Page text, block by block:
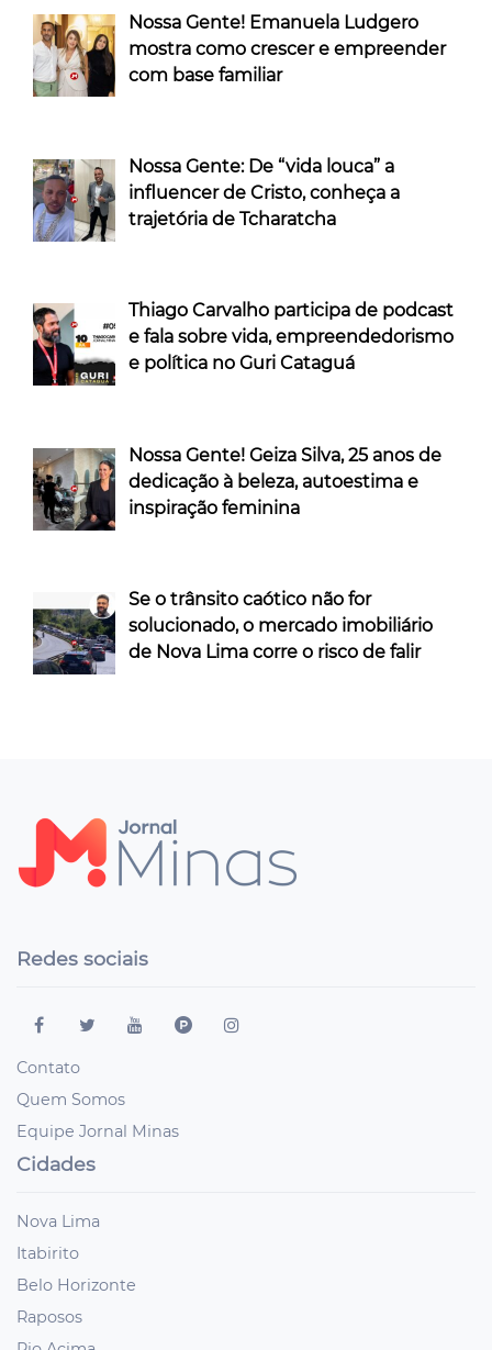
Nossa Gente! Emanuela Ludgero
mostra como crescer e empreender
com base familiar
Nossa Gente: De “vida louca” a
influencer de Cristo, conheça a
trajetória de Tcharatcha
Thiago Carvalho participa de podcast
e fala sobre vida, empreendedorismo
e política no Guri Cataguá
Nossa Gente! Geiza Silva, 25 anos de
dedicação à beleza, autoestima e
inspiração feminina
Se o trânsito caótico não for
solucionado, o mercado imobiliário
de Nova Lima corre o risco de falir
Redes sociais
Contato
Quem Somos
Equipe Jornal Minas
Cidades
Nova Lima
Itabirito
Belo Horizonte
Raposos